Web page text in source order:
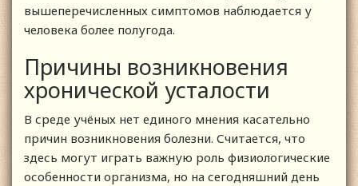
вышеперечисленных симптомов наблюдается у
человека более полугода.
Причины возникновения
хронической усталости
В среде учёных нет единого мнения касательно
причин возникновения болезни. Считается, что
здесь могут играть важную роль физиологические
особенности организма, но на сегодняшний день